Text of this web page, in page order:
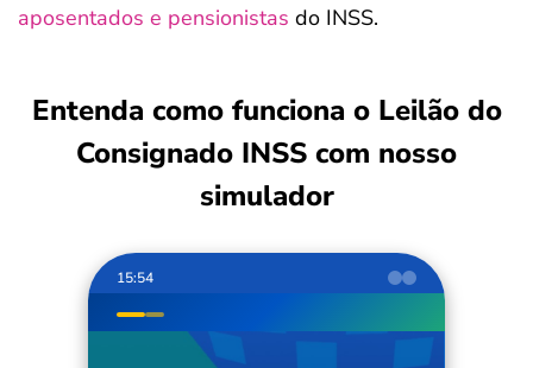
aposentados e pensionistas do INSS.
Entenda como funciona o Leilão do
Consignado INSS com nosso
simulador
15:54